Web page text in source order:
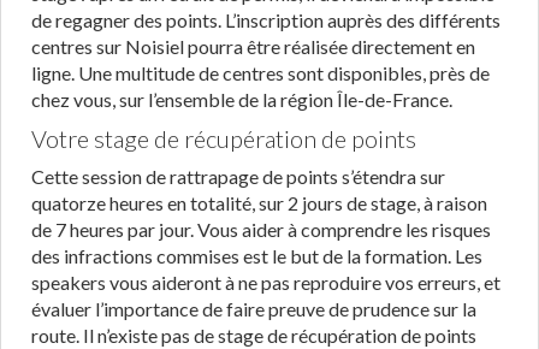
de regagner des points. L’inscription auprès des différents
centres sur Noisiel pourra être réalisée directement en
ligne. Une multitude de centres sont disponibles, près de
chez vous, sur l’ensemble de la région Île-de-France.
Votre stage de récupération de points
Cette session de rattrapage de points s’étendra sur
quatorze heures en totalité, sur 2 jours de stage, à raison
de 7 heures par jour. Vous aider à comprendre les risques
des infractions commises est le but de la formation. Les
speakers vous aideront à ne pas reproduire vos erreurs, et
évaluer l’importance de faire preuve de prudence sur la
route. Il n’existe pas de stage de récupération de points